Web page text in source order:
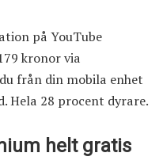
på YouTube
kronor via
från din mobila enhet
Hela 28 procent dyrare.
helt gratis